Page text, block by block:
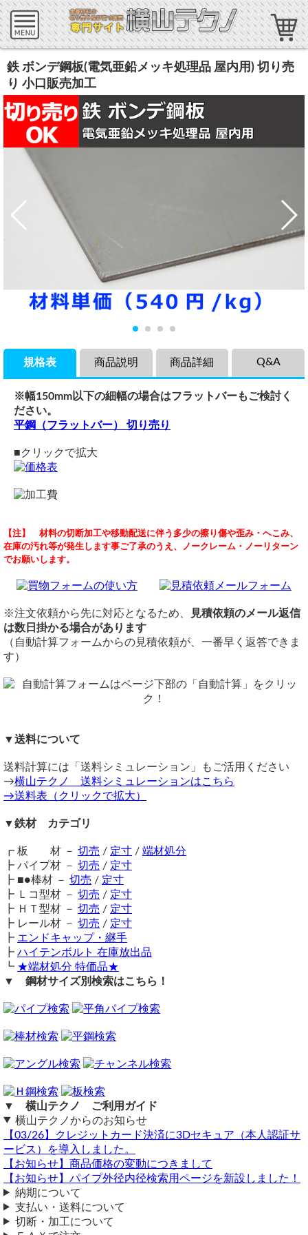
鉄 ボンデ鋼板(電気亜鉛メッキ処理品 屋内用) 切り売
り 小口販売加工
規格表
※幅150mm以下の細幅の場合はフラットバーもご検討く
ださい。
平鋼（フラットバー） 切り売り
■クリックで拡大
商品説明
電気亜鉛メッキ処理・ボンデ鋼板（屋内用）の希望板厚・寸
法での切り売りです。 表面は電気亜鉛メッキ処理（つや無
し）のままです。
メッキの膜厚自体は薄いために耐候性が劣るため、主に建築
金物や家具、照明器具など室内に使う部品に用いられます。
価格
重量1.0kg当りの基準単価540円（単価倍率1.00）税込
購入材料価格は希望切断寸法重量による価格となります。
ただし板厚により単価倍率が違います。
最小幅15mmからのカットとなります。幅15mm以下はレー
ザーカット（要見積）にてお受けいたします。
在庫不足の場合は取り寄せとなるため納期に＋数日を要しま
送料（養生梱包費含む）は数量に応じて別途掛かります。
工業用鋼材となりますので、材料の移動・切断・加工・配送
に伴う擦り傷や歪み等が発生します事をご了承ください。
商品購入は自動計算フォームに必要寸法・数量等を入力し、
試算結果を確認後、買い物カートに追加して注文フォームへ
とお進みください。
ご注文メール返信にて送料・振込先等をご連絡いたします。
自動計算フォームでの試算ができない場合や複雑な加工を伴
う品の場合は、メールフォーム（見積依頼・注文依頼）より
お問い合わせください。
商品詳細
ボンデ鋼板(電気亜鉛メッキ処理品 屋内用)
材質
材質：鉄板（屋内用）
表面：電気亜鉛メッキ処理
3x6（914mmx1,829mm)
4x8(1,219mmx2,438mm)
切断
シャーリング切断費：300円/枚～
切断面はバリ取り処理のみ（ペンキ補修無し）
備考
同サイズまとめ買いで多数同時注文割引適用！
関連商品
⇒ ボンデ鋼板(屋内用) 定寸販売
⇒ ガルバリウム鋼板 (GL鋼板) 切り売り
⇒ ペンタイト鋼板（表面メッキ品屋外用）切り売り
Q&A
（ 2026/07/10 ）
板厚（t）： 1.0 mm
形状： ハット型曲げ加工（左右の折り返し平坦面に等ピッチ穴あき加
工）
2. 断面寸法（対称形状）
立ち上がり高さ： 15 mm
折り返し（リップ）幅： 15 mm
断面のトータル構成： ⁠15mm(折り返し) — 15mm(立ち上がり) —
65mm(底面) — 15mm(立ち上がり) — 15mm(折り返し)⁠
3. 穴加工仕様（両側の15mm折り返し面・計2列）
穴径： phi 4 mm（キリ）
穴位置： 左右の15mm折り返し面のセンター（端から 7.5 mm の位
穴ピッチ（長さ方向）： 30 mm
ext{ mm}（全長 1300 mm）
このような加工は対応していますか？
そこまでシビアな物にする予定ではないので、寸法は大体なのでズレ
また料金を方を教えて頂けるとありがたいです。
図面をお送りください
片辺の強度上げたいので
仕上げ寸法
折り返し加工は当店では対応不可となります。
90度の曲げ加工の件
【注】 材料の切断加工や移動配送に伴う多少の擦り傷や歪み・へこみ、
在庫の汚れ等が発生します事ご了承のうえ、ノークレーム・ノーリターン
でお願いします。
※注文依頼から先に対応となるため、
見積依頼のメール返信
は数日掛かる場合があります
（自動計算フォームからの見積依頼が、一番早く返答できま
す）
▼送料について
送料計算には「送料シミュレーション」もご活用ください
→横山テクノ 送料シミュレーションはこちら
→送料表（クリックで拡大）
▼鉄材 カテゴリ
┏ 板 材 － 切売 / 定寸 / 端材処分
┣ パイプ材 － 切売 / 定寸
┣ ■●棒材 － 切売 / 定寸
┣ Ｌコ型材 － 切売 / 定寸
┣ ＨＴ型材 － 切売 / 定寸
┣ レール材 － 切売 / 定寸
┣ エンドキャップ・継手
┣ ハイテンボルト 在庫放出品
┗ ★端材処分 特価品★
▼ 鋼材サイズ別検索はこちら！
▼ 横山テクノ ご利用ガイド
横山テクノからのお知らせ
【03/26】クレジットカード決済に3Dセキュア（本人認証サ
ービス）を導入しました。
【お知らせ】商品価格の変動につきまして
【お知らせ】パイプ外径内径検索用ページを新設しました！
納期について
支払い・送料について
切断・加工について